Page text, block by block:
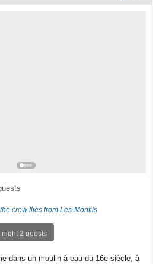
crow flies from Les-Montils
night 2 guests
dans un moulin à eau du 16e siècle, à